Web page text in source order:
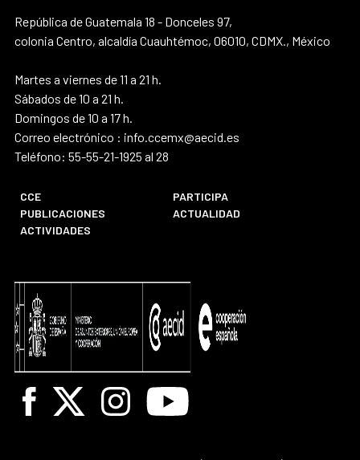
República de Guatemala 18 - Donceles 97,
colonia Centro, alcaldía Cuauhtémoc, 06010, CDMX., México
Martes a viernes de 11 a 21 h.
Sábados de 10 a 21 h.
Domingos de 10 a 17 h.
Correo electrónico : info.ccemx@aecid.es
Teléfono: 55-55-21-1925 al 28
CCE
PARTICIPA
PUBLICACIONES
ACTUALIDAD
ACTIVIDADES
Facebook
X InstagramYoutube